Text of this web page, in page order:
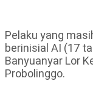
Pelaku yang
berinisial AI (17
Banyuanyar Lor
Probolinggo.